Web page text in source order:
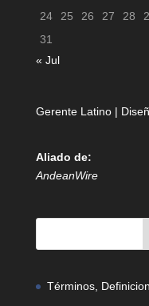
24
25 26 27 28
31
« Jul
Gerente Latino |
Aliado de:
AndeanWire
Términos,